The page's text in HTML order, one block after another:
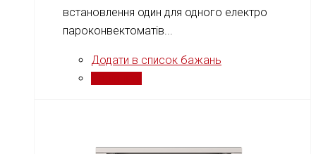
встановлення один для одного електро
пароконвектоматів...
Додати в список бажань